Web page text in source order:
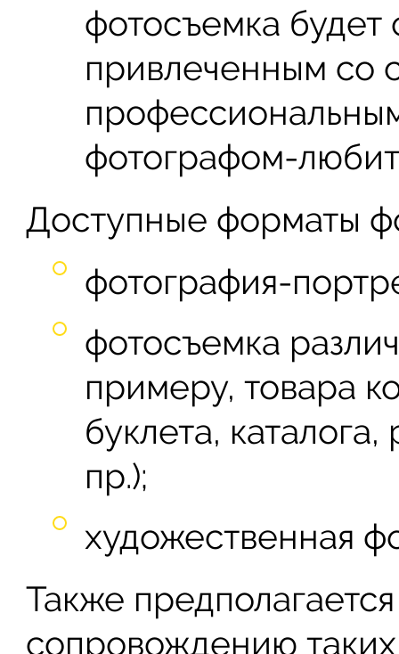
фотосъемка будет
привлеченным со
фотографом-
Доступные форматы
фотография-
фотосъемка
примеру, товара
буклета,
пр.);
художественная
Также
сопровождению